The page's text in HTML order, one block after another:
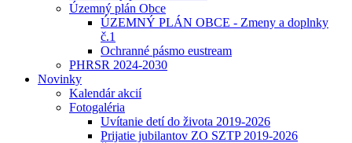
Územný plán Obce
ÚZEMNÝ PLÁN OBCE - Zmeny a doplnky
č.1
Ochranné pásmo eustream
PHRSR 2024-2030
Novinky
Kalendár akcií
Fotogaléria
Uvítanie detí do života 2019-2026
Prijatie jubilantov ZO SZTP 2019-2026